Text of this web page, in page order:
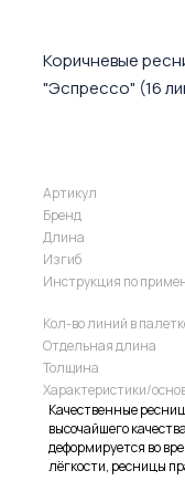
Коричневые
"Эспрессо" (16
Артикул
Бренд
Длина
Изгиб
Инструкция по
Кол-во линий в
Отдельная длина
Толщина
Характеристики/
Качественные
высочайшего
деформируется во
лёгкости, ресницы